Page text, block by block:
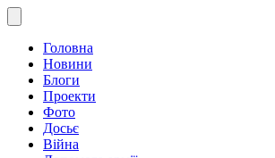
Головна
Новини
Блоги
Проекти
Фото
Досьє
Війна